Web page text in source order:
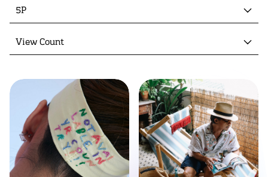
5P
View Count